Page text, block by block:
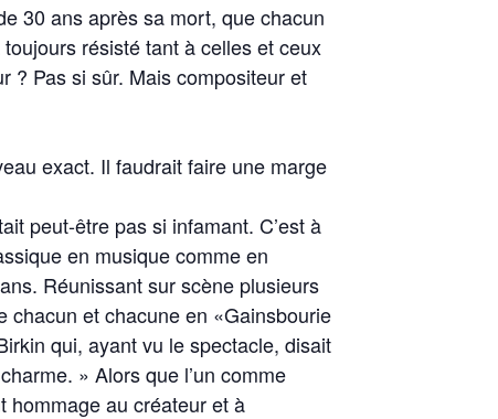
30 ans après sa mort, que chacun
résisté tant à celles et ceux
? Pas si sûr. Mais compositeur et
exact. Il faudrait faire une marge
peut-être pas si infamant. C’est à
en musique comme en
Réunissant sur scène plusieurs
chacun et chacune en «Gainsbourie
qui, ayant vu le spectacle, disait
» Alors que l’un comme
hommage au créateur et à